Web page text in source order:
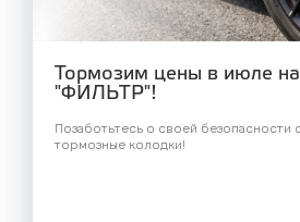
Тормозим цены в июле
"ФИЛЬТР"!
Позаботьтесь о своей безопасности
тормозные колодки!